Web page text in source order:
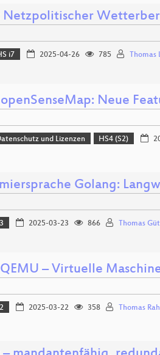
Netzpolitischer
i7 2025-04-26 785 Thomas
openSenseMap: Neue
und Lizenzen HS4 (S2)
Golang:
2025-03-23 866 Thomas
QEMU – Virtuelle
2025-03-22 358 Thomas